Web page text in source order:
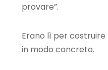
provare”.
Erano lì per
in modo concreto.